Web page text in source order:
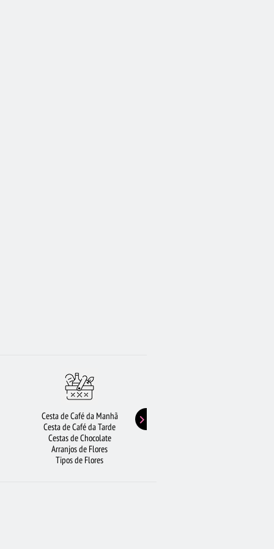
Cesta de Café da Manhã
Cesta de Café da Tarde
Cestas de Chocolate
Arranjos de Flores
Tipos de Flores